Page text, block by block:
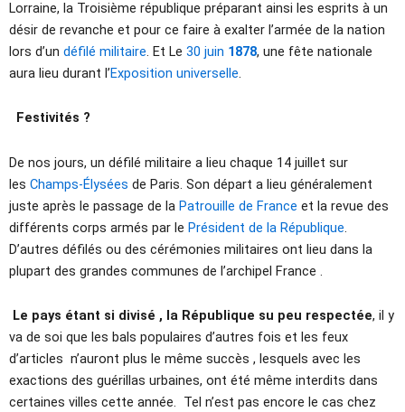
Lorraine, la Troisième république préparant ainsi les esprits à un
désir de revanche et pour ce faire à exalter l’armée de la nation
lors d’un défilé militaire. Et Le 30 juin 1878, une fête nationale
aura lieu durant l’Exposition universelle.
Festivités ?
De nos jours, un défilé militaire a lieu chaque 14 juillet sur
les Champs-Élysées de Paris. Son départ a lieu généralement
juste après le passage de la Patrouille de France et la revue des
différents corps armés par le Président de la République.
D’autres défilés ou des cérémonies militaires ont lieu dans la
plupart des grandes communes de l’archipel France .
Le pays étant si divisé , la République su peu respectée, il y
va de soi que les bals populaires d’autres fois et les feux
d’articles n’auront plus le même succès , lesquels avec les
exactions des guérillas urbaines, ont été même interdits dans
certaines villes cette année. Tel n’est pas encore le cas chez